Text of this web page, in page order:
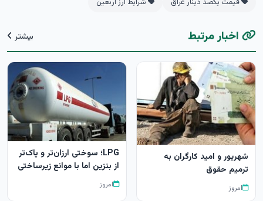
قیمت یکصد دینار عراق شرایط ارز اربعین
اخبار مرتبط بیشتر
شهریور و امید کارگران به
ترمیم حقوق
امروز
LPG؛ سوختی ارزان‌تر و پاک‌تر
از بنزین اما با موانع زیرساختی
امروز